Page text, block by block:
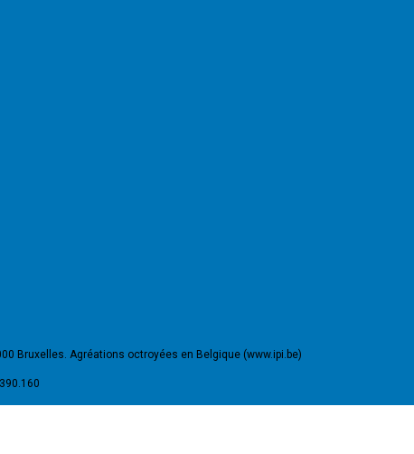
Bruxelles. Agréations octroyées en Belgique (www.ipi.be)